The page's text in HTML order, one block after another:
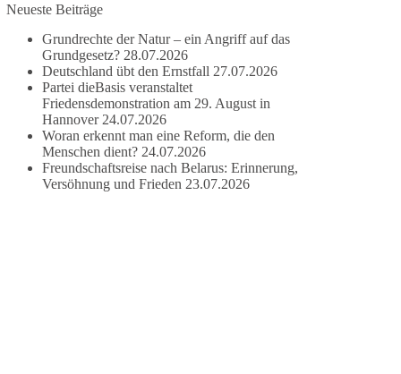
377 168 37 Auf Facebook ansehen
DieBasis
2 Tage(n) zuvor
Wusstest du, dass ein guter Antrag nicht besser
oder schlechter wird, nur weil er von einer
bestimmten Partei kommt?
Neueste Beiträge
Grundrechte der Natur – ein Angriff auf das
Grundgesetz? 28.07.2026
Deutschland übt den Ernstfall 27.07.2026
Partei dieBasis veranstaltet
Friedensdemonstration am 29. August in
Hannover 24.07.2026
Woran erkennt man eine Reform, die den
Menschen dient? 24.07.2026
Freundschaftsreise nach Belarus: Erinnerung,
Versöhnung und Frieden 23.07.2026